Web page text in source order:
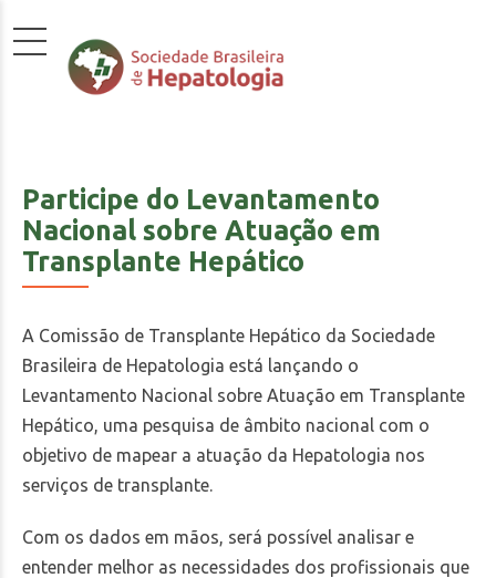
Participe do Levantamento
Nacional sobre Atuação em
Transplante Hepático
A Comissão de Transplante Hepático da Sociedade
Brasileira de Hepatologia está lançando o
Levantamento Nacional sobre Atuação em Transplante
Hepático, uma pesquisa de âmbito nacional com o
objetivo de mapear a atuação da Hepatologia nos
serviços de transplante.
Com os dados em mãos, será possível analisar e
entender melhor as necessidades dos profissionais que